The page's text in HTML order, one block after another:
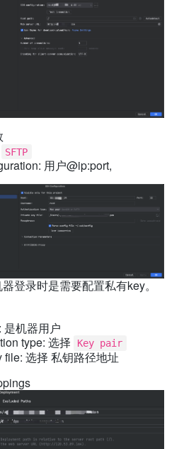
SFTP
用户@ip:port,
登录时是需要配置私有key。
是机器用户
type: 选择
Key pair
file: 选择 私钥路径地址